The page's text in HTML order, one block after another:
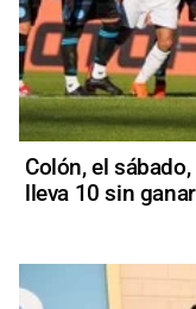
Colón, el
lleva 10 sin ganar